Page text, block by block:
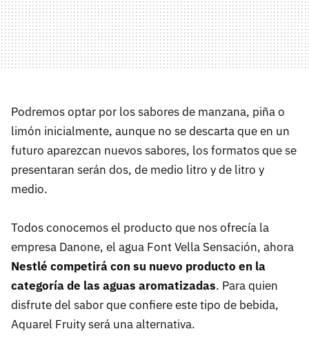
Podremos optar por los sabores de manzana, piña o
limón inicialmente, aunque no se descarta que en un
futuro aparezcan nuevos sabores, los formatos que se
presentaran serán dos, de medio litro y de litro y
medio.
Todos conocemos el producto que nos ofrecía la
empresa Danone, el agua Font Vella Sensación, ahora
Nestlé competirá con su nuevo producto en la
categoría de las aguas aromatizadas. Para quien
disfrute del sabor que confiere este tipo de bebida,
Aquarel Fruity será una alternativa.